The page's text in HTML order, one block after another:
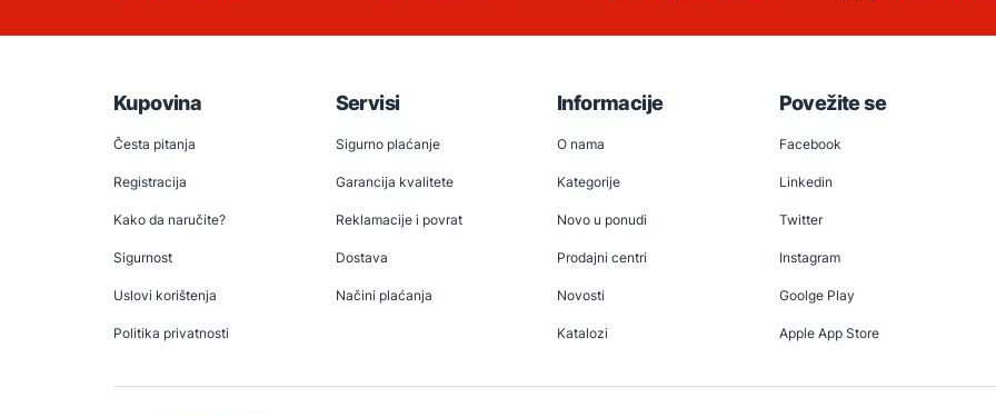
Kupovina
Česta pitanja
Registracija
Kako da naručite?
Sigurnost
Uslovi korištenja
Politika privatnosti
Servisi
Sigurno plaćanje
Garancija kvalitete
Reklamacije i povrat
Dostava
Načini plaćanja
Informacije
O nama
Kategorije
Novo u ponudi
Prodajni centri
Novosti
Katalozi
Povežite se
Facebook
Linkedin
Twitter
Instagram
Goolge Play
Apple App Store